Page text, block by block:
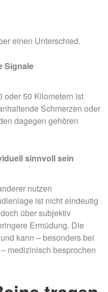
einen Unterschied.
Signale
oder 50 Kilometern ist
Schmerzen oder
dagegen gehören
sinnvoll sein
nutzen
ist nicht eindeutig
über subjektiv
Ermüdung. Die
kann – besonders bei
medizinisch besprochen